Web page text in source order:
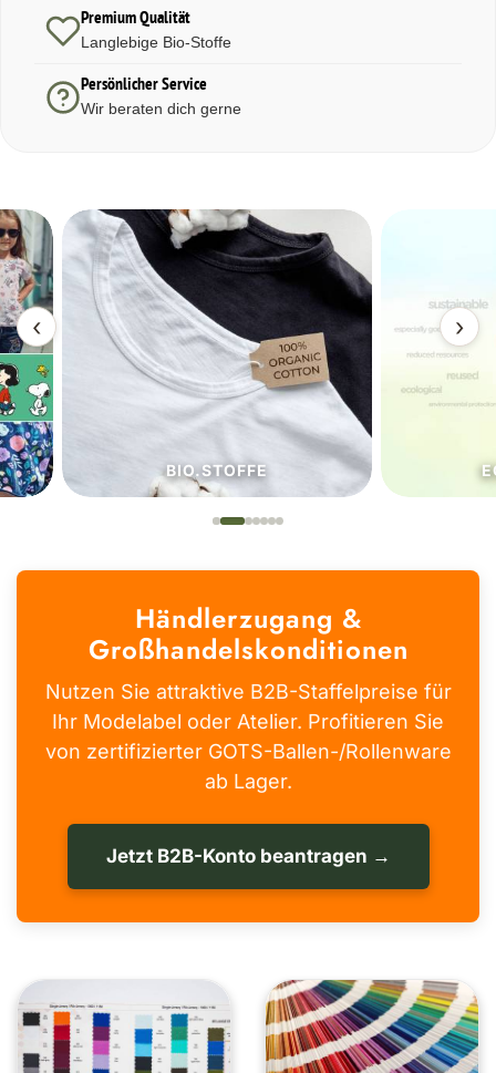
Premium Qualität
Langlebige Bio-Stoffe
Persönlicher Service
Wir beraten dich gerne
‹
BIO.STOFFE
›
Händlerzugang &
Großhandelskonditionen
Nutzen Sie attraktive B2B-Staffelpreise für
Ihr Modelabel oder Atelier. Profitieren Sie
von zertifizierter GOTS-Ballen-/Rollenware
ab Lager.
Jetzt B2B-Konto beantragen →